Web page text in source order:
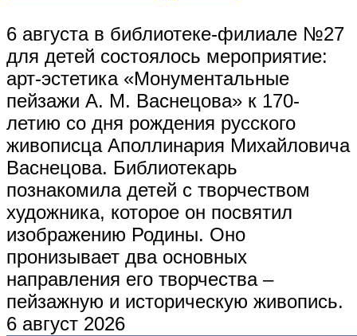
6 августа в библиотеке-филиале №27
для детей состоялось мероприятие:
арт-эстетика «Монументальные
пейзажи А. М. Васнецова» к 170-
летию со дня рождения русского
живописца Аполлинария Михайловича
Васнецова. Библиотекарь
познакомила детей с творчеством
художника, которое он посвятил
изображению Родины. Оно
пронизывает два основных
направления его творчества –
пейзажную и историческую живопись.
6 август 2026